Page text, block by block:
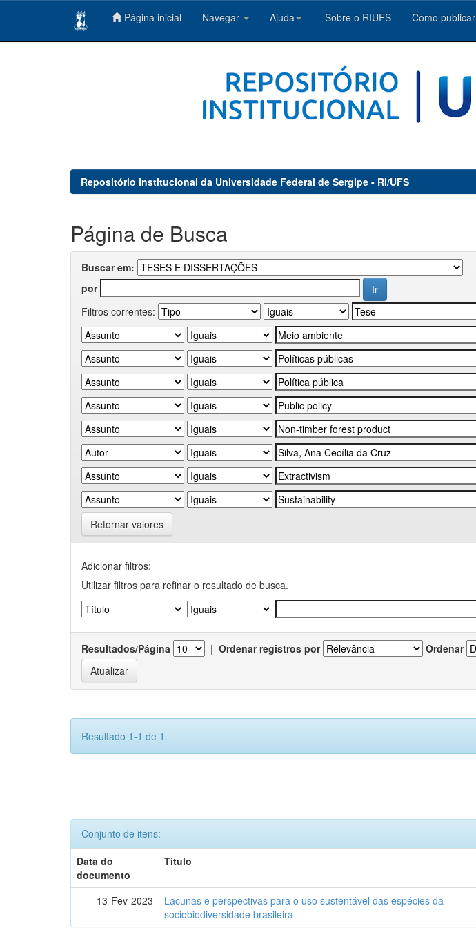
Página inicial Navegar Ajuda Sobre o RIUFS Como publicar
Repositório Institucional da Universidade Federal de Sergipe - RI/UFS
Página de Busca
Buscar em:
por
Filtros correntes:
Retornar valores
Adicionar filtros:
Utilizar filtros para refinar o resultado de busca.
Resultados/Página | Ordenar registros por Ordenar
Resultado 1-1 de 1.
Conjunto de itens:
Data do
documento
Título
13-Fev-2023
Lacunas e perspectivas para o uso sustentável das espécies da
sociobiodiversidade brasileira